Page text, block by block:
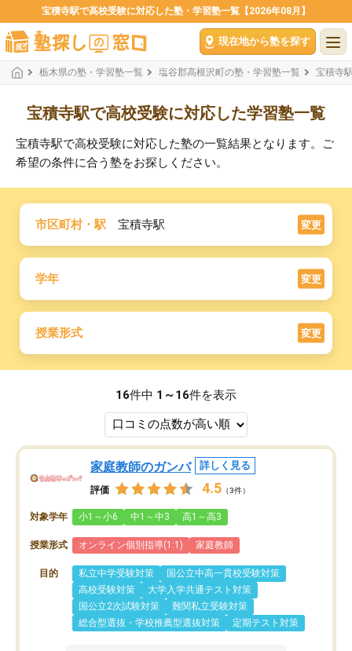
宝積寺駅で高校受験に対応した塾・学習塾一覧【2026年08月】
現在地から塾を探す
栃木県の塾・学習塾一覧 塩谷郡高根沢町の塾・学習塾一覧 宝積寺
宝積寺駅で高校受験に対応した学習塾一覧
宝積寺駅で高校受験に対応した塾の一覧結果となります。ご
希望の条件に合う塾をお探しください。
市区町村・駅 宝積寺駅 変更
学年 変更
授業形式 変更
16件中 1～16件を表示
家庭教師のガンバ 詳しく見る
評価 4.5 （3件）
対象学年 小1～小6 中1～中3 高1～高3
授業形式 オンライン個別指導(1:1) 家庭教師
目的 私立中学受験対策
国公立中高一貫校受験対策
高校受験対策
大学入学共通テスト対策
国公立2次試験対策
難関私立受験対策
総合型選抜・学校推薦型選抜対策
定期テスト対策